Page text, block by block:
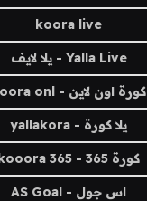
koora live
Yalla Live - يلا لايف
كورة اون لاين - koora onl
يلا كورة - yallakora
كورة 365 - kooora 365
اس جول - AS Goal